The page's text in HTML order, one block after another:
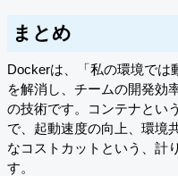
まとめ
Dockerは、「私の環境では
を解消し、チームの開発効
の技術です。コンテナとい
で、起動速度の向上、環境
なコストカットという、計
す。